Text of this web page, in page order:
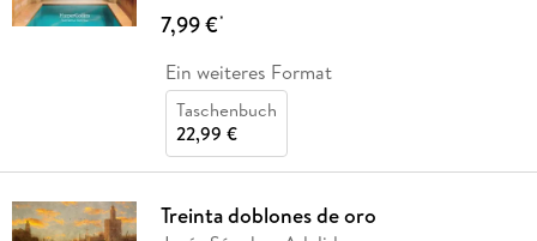
7,99 €*
Ein weiteres Format
Taschenbuch
22,99 €
Treinta doblones de oro